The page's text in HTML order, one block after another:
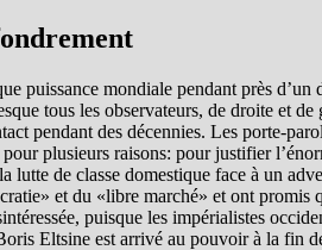
puissance mondiale pendant près
tous les observateurs, de droite et
pendant des décennies. Les porte-
plusieurs raisons: pour justifier
lutte de classe domestique face à un
et du «libre marché» et ont promis
puisque les impérialistes
Eltsine est arrivé au pouvoir à la fin